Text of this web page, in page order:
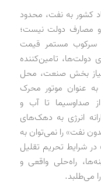
کشور به نفت، محدود
و مصارف دولت نیست؛
سرکوب مستمر قیمت
دولت‌ها، تامین‌کننده
نیاز بخش صنعت، محل
عنوان موتور محرک
صداوسیما تا آب و
انرژی به دهک‌های
نفت» را نمی‌توان به
شرایط تحریم تقلیل
راه‌حلی واقعی و
می‌طلبد.